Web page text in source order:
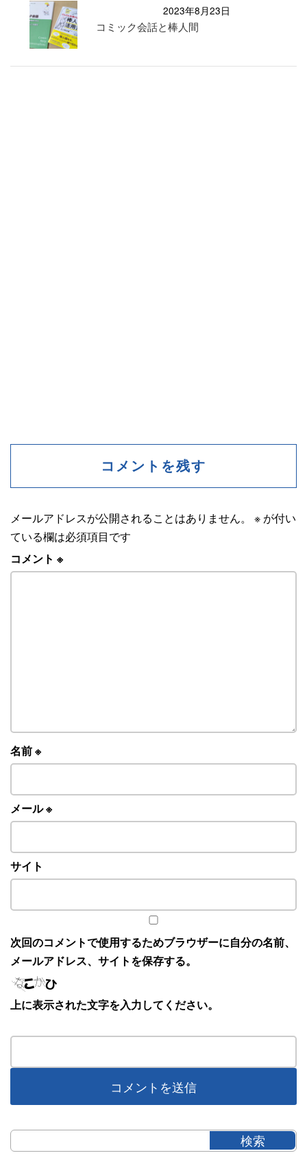
2023年8月23日
コミック会話と棒人間
コメントを残す
メールアドレスが公開されることはありません。 ※ が付い
ている欄は必須項目です
コメント ※
名前※
メール※
サイト
次回のコメントで使用するためブラウザーに自分の名前、
メールアドレス、サイトを保存する。
上に表示された文字を入力してください。